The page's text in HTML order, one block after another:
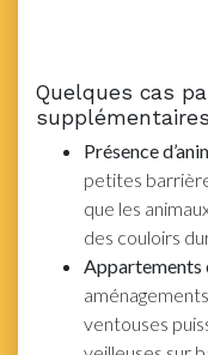
Quelques cas
supplémentaires
Présence
petites
que les
des couloirs
Appartements
ventouses